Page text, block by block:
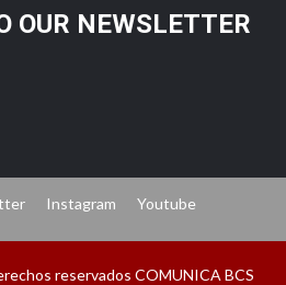
OUR NEWSLETTER
Instagram Youtube
reservados COMUNICA BCS